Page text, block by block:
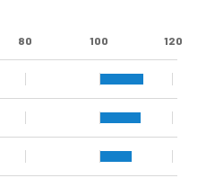
80 100 120